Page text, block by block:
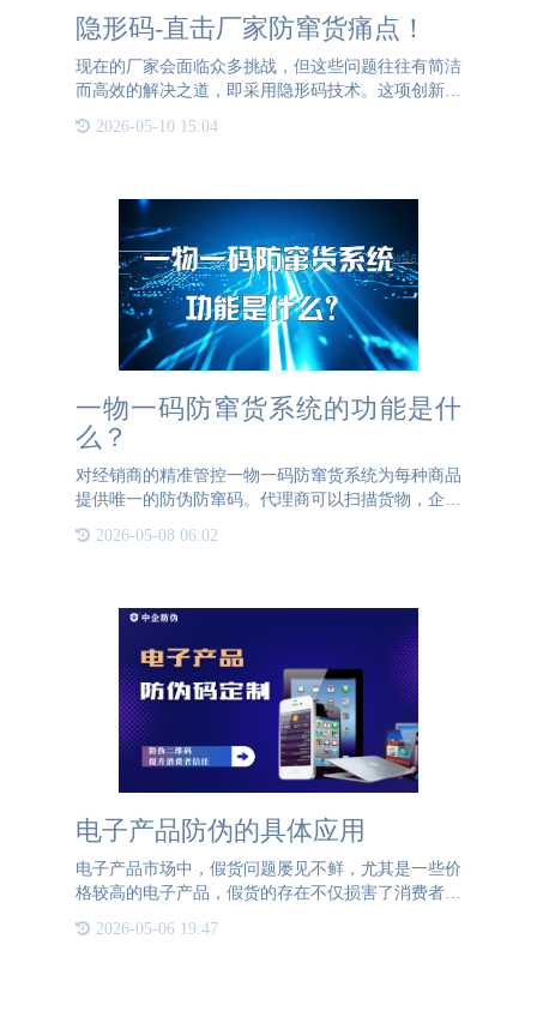
隐形码-直击厂家防窜货痛点！
现在的厂家会面临众多挑战，但这些问题往往有简洁
而高效的解决之道，即采用隐形码技术。这项创新不
仅能直击痛点，而且其应用广泛，几乎能以一己之力
化解多种难题。我们先来聊聊厂家的痛点：假货横
2026-05-10 15:04
一物一码防窜货系统的功能是什
么？
对经销商的精准管控一物一码防窜货系统为每种商品
提供唯一的防伪防窜码。代理商可以扫描货物，企业
可以全程监控货物的流向，从源头解决窜货问题。一
物一码防窜货系统通过对每个产品、包装箱进行标记
2026-05-08 06:02
电子产品防伪的具体应用
电子产品市场中，假货问题屡见不鲜，尤其是一些价
格较高的电子产品，假货的存在不仅损害了消费者的
权益，也严重打击了品牌信任度。为了树立消费者对
产品的信任，电子产品企业需要提供一种可靠的查验
2026-05-06 19:47